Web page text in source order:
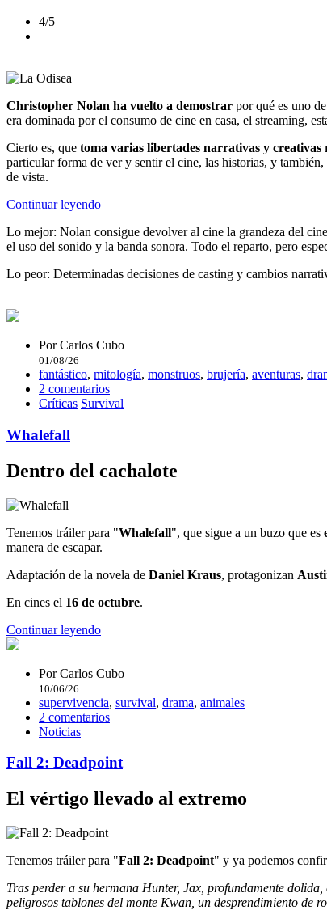
4/5
Christopher Nolan ha vuelto a demostrar por qué es uno
era dominada por el consumo de cine en casa, el streaming,
Cierto es, que toma varias libertades narrativas y
particular forma de ver y sentir el cine, las historias, y
de vista.
Continuar leyendo
Lo mejor: Nolan consigue devolver al cine la grandeza del
el uso del sonido y la banda sonora. Todo el reparto, pero
Lo peor: Determinadas decisiones de casting y cambios
PorCarlos Cubo
01/08/26
fantástico, mitología, monstruos, brujería, aventuras,
2 comentarios
Críticas Survival
Whalefall
Dentro del cachalote
Tenemos tráiler para "Whalefall", que sigue a un buzo que es
manera de escapar.
Adaptación de la novela de Daniel Kraus, protagonizan
En cines el 16 de octubre.
Continuar leyendo
PorCarlos Cubo
10/06/26
supervivencia, survival, drama, animales
2 comentarios
Noticias
Fall 2: Deadpoint
El vértigo llevado al extremo
Tenemos tráiler para "Fall 2: Deadpoint" y ya podemos
Tras perder a su hermana Hunter, Jax, profundamente
peligrosos tablones del monte Kwan, un desprendimiento de